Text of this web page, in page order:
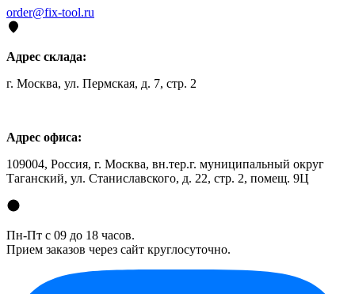
order@fix-tool.ru
Адрес склада:
г. Москва, ул. Пермская, д. 7, стр. 2
Адрес офиса:
109004, Россия, г. Москва, вн.тер.г. муниципальный округ
Таганский, ул. Станиславского, д. 22, стр. 2, помещ. 9Ц
Пн-Пт с 09 до 18 часов.
Прием заказов через сайт круглосуточно.